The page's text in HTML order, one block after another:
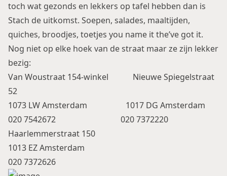
toch wat gezonds en lekkers op tafel hebben dan is
Stach de uitkomst. Soepen, salades, maaltijden,
quiches, broodjes, toetjes you name it the’ve got it.
Nog niet op elke hoek van de straat maar ze zijn lekker
bezig:
Van Woustraat 154-winkel Nieuwe Spiegelstraat
52
1073 LW Amsterdam 1017 DG Amsterdam
020 7542672 020 7372220
Haarlemmerstraat 150
1013 EZ Amsterdam
020 7372626